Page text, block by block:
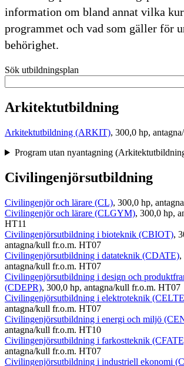
information om bland annat vilka
programmet och vad som gäller för
behörighet.
Sök utbildningsplan
Arkitektutbildning
Arkitektutbildning (ARKIT), 300,0 hp,
Program utan nyantagning
Civilingenjörsutbildning
Civilingenjör och lärare (CL), 300,0 hp,
Civilingenjör och lärare (CLGYM), 300,0 hp,
HT11
Civilingenjörsutbildning i bioteknik (CBIOT),
antagna/kull fr.o.m. HT07
Civilingenjörsutbildning i datateknik (CDATE),
antagna/kull fr.o.m. HT07
Civilingenjörsutbildning i design och
(CDEPR), 300,0 hp, antagna/kull fr.o.m. HT07
Civilingenjörsutbildning i elektroteknik
antagna/kull fr.o.m. HT07
Civilingenjörsutbildning i energi och miljö
antagna/kull fr.o.m. HT10
Civilingenjörsutbildning i farkostteknik
antagna/kull fr.o.m. HT07
Civilingenjörsutbildning i industriell ekonomi